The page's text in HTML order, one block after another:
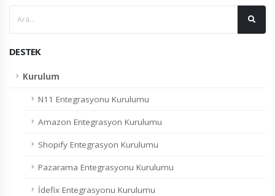
DESTEK
Kurulum
N11 Entegrasyonu Kurulumu
Amazon Entegrasyon Kurulumu
Shopify Entegrasyon Kurulumu
Pazarama Entegrasyonu Kurulumu
İdefix Entegrasyonu Kurulumu